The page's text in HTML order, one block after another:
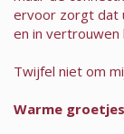
ervoor zorgt dat
en in vertrouwen
Twijfel niet om
Warme